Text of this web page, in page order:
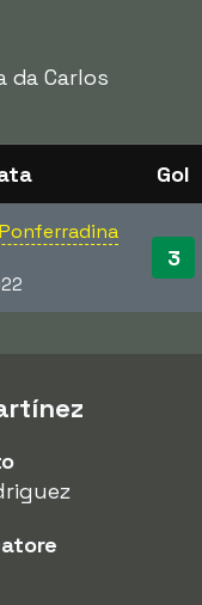
da Carlos
Gol
3